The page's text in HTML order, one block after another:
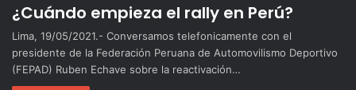
¿Cuándo empieza el rally en Perú?
Lima, 19/05/2021.- Conversamos telefonicamente con el
presidente de la Federación Peruana de Automovilismo Deportivo
(FEPAD) Ruben Echave sobre la reactivación…